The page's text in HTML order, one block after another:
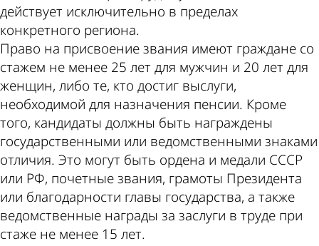
действует исключительно в пределах
конкретного региона.
Право на присвоение звания имеют граждане со
стажем не менее 25 лет для мужчин и 20 лет для
женщин, либо те, кто достиг выслуги,
необходимой для назначения пенсии. Кроме
того, кандидаты должны быть награждены
государственными или ведомственными знаками
отличия. Это могут быть ордена и медали СССР
или РФ, почетные звания, грамоты Президента
или благодарности главы государства, а также
ведомственные награды за заслуги в труде при
стаже не менее 15 лет.